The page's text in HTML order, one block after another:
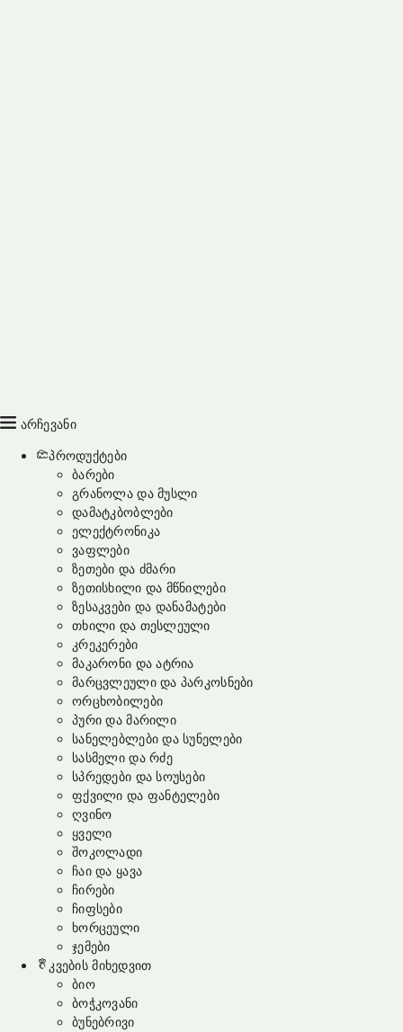
არჩევანი
პროდუქტები
ბარები
გრანოლა და მუსლი
დამატკბობლები
ელექტრონიკა
ვაფლები
ზეთები და ძმარი
ზეთისხილი და მწნილები
ზესაკვები და დანამატები
თხილი და თესლეული
კრეკერები
მაკარონი და ატრია
მარცვლეული და პარკოსნები
ორცხობილები
პური და მარილი
სანელებლები და სუნელები
სასმელი და რძე
სპრედები და სოუსები
ფქვილი და ფანტელები
ღვინო
ყველი
შოკოლადი
ჩაი და ყავა
ჩირები
ჩიფსები
ხორცეული
ჯემები
კვების მიხედვით
ბიო
ბოჭკოვანი
ბუნებრივი